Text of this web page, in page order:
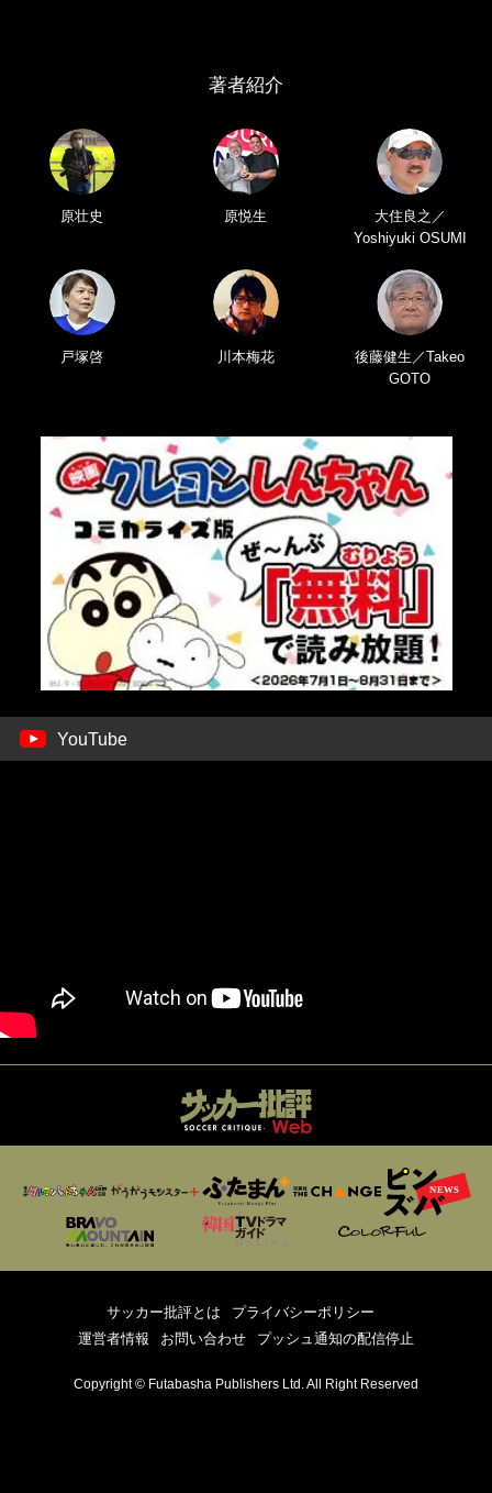
著者紹介
原壮史 原悦生
大住良之／
Yoshiyuki OSUMI
戸塚啓 川本梅花
後藤健生／Takeo
GOTO
YouTube
サッカー批評とは
プライバシーポリシー
運営者情報
お問い合わせ プッシュ通知の配信停止
Copyright © Futabasha Publishers Ltd. All Right Reserved